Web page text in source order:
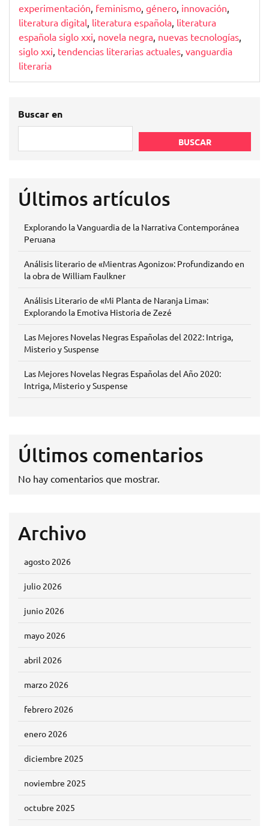
experimentación, feminismo, género, innovación,
literatura digital, literatura española, literatura
española siglo xxi, novela negra, nuevas tecnologías,
siglo xxi, tendencias literarias actuales, vanguardia
literaria
Buscar en
BUSCAR
Últimos artículos
Explorando la Vanguardia de la Narrativa Contemporánea
Peruana
Análisis literario de «Mientras Agonizo»: Profundizando en
la obra de William Faulkner
Análisis Literario de «Mi Planta de Naranja Lima»:
Explorando la Emotiva Historia de Zezé
Las Mejores Novelas Negras Españolas del 2022: Intriga,
Misterio y Suspense
Las Mejores Novelas Negras Españolas del Año 2020:
Intriga, Misterio y Suspense
Últimos comentarios
No hay comentarios que mostrar.
Archivo
agosto 2026
julio 2026
junio 2026
mayo 2026
abril 2026
marzo 2026
febrero 2026
enero 2026
diciembre 2025
noviembre 2025
octubre 2025